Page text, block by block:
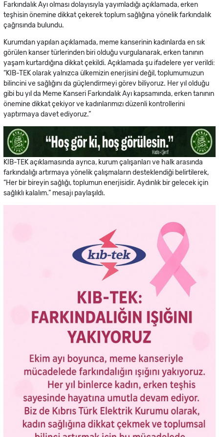
Farkındalık Ayı olması dolayısıyla yayımladığı açıklamada, erken
teşhisin önemine dikkat çekerek toplum sağlığına yönelik farkındalık
çağrısında bulundu.
Kurumdan yapılan açıklamada, meme kanserinin kadınlarda en sık
görülen kanser türlerinden biri olduğu vurgulanarak, erken tanının
yaşam kurtardığına dikkat çekildi. Açıklamada şu ifadelere yer verildi:
“KIB-TEK olarak yalnızca ülkemizin enerjisini değil, toplumumuzun
bilincini ve sağlığını da güçlendirmeyi görev biliyoruz. Her yıl olduğu
gibi bu yıl da Meme Kanseri Farkındalık Ayı kapsamında, erken tanının
önemine dikkat çekiyor ve kadınlarımızı düzenli kontrollerini
yaptırmaya davet ediyoruz.”
KIB-TEK açıklamasında ayrıca, kurum çalışanları ve halk arasında
farkındalığı artırmaya yönelik çalışmaların desteklendiği belirtilerek,
“Her bir bireyin sağlığı, toplumun enerjisidir. Aydınlık bir gelecek için
sağlıklı kalalım.” mesajı paylaşıldı.